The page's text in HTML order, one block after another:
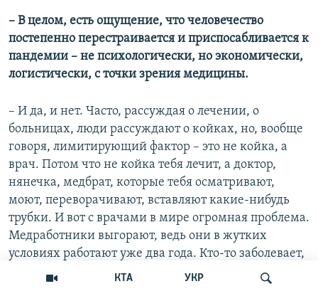
КТА УКР
– В целом, есть ощущение, что человечество
постепенно перестраивается и приспосабливается к
пандемии – не психологически, но экономически,
логистически, с точки зрения медицины.
– И да, и нет. Часто, рассуждая о лечении, о
больницах, люди рассуждают о койках, но, вообще
говоря, лимитирующий фактор – это не койка, а
врач. Потом что не койка тебя лечит, а доктор,
нянечка, медбрат, которые тебя осматривают,
моют, переворачивают, вставляют какие-нибудь
трубки. И вот с врачами в мире огромная проблема.
Медработники выгорают, ведь они в жутких
условиях работают уже два года. Кто-то заболевает,
кто-то умирает, кто-то просто увольняется. В волну